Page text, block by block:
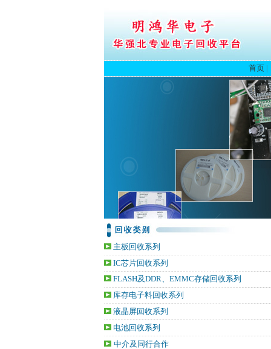
首页
主板回收系列
IC芯片回收系列
FLASH及DDR、EMMC存储回收系列
库存电子料回收系列
液晶屏回收系列
电池回收系列
中介及同行合作